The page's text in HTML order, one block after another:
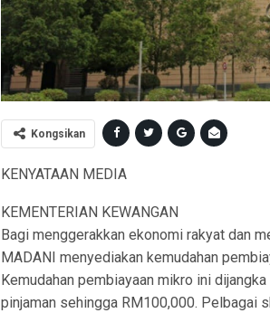
Kongsikan
KENYATAAN MEDIA
KEMENTERIAN KEWANGAN
Bagi menggerakkan ekonomi rakyat dan
MADANI menyediakan kemudahan
Kemudahan pembiayaan mikro ini
pinjaman sehingga RM100,000. Pelbagai